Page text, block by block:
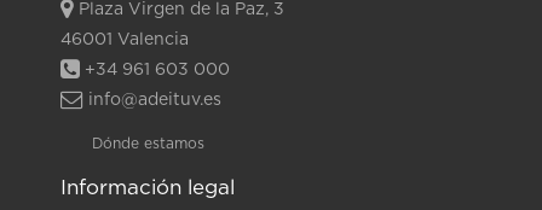
Plaza Virgen de la Paz, 3
46001 Valencia
+34 961 603 000
info@adeituv.es
Dónde estamos
Información legal